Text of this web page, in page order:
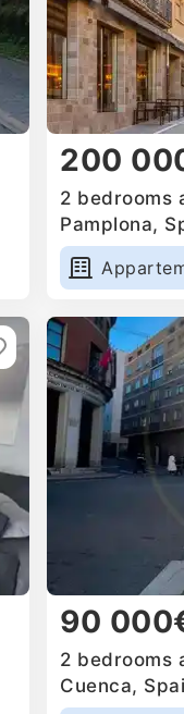
200
2 bedrooms
Pamplona,
90
2 bedrooms
Cuenca,